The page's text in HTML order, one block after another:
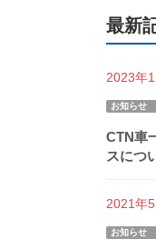
最新
2023年
お知らせ
CTN車
スにつ
2021年
お知らせ